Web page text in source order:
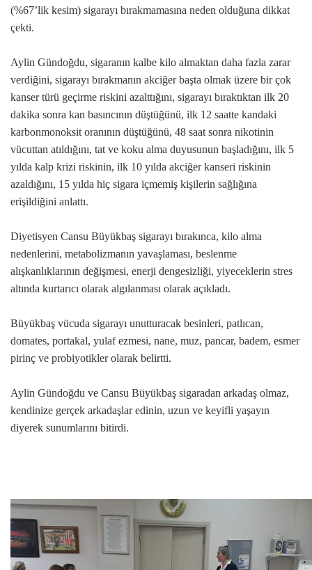
(%67’lik kesim) sigarayı bırakmamasına neden olduğuna dikkat
çekti.
Aylin Gündoğdu, sigaranın kalbe kilo almaktan daha fazla zarar
verdiğini, sigarayı bırakmanın akciğer başta olmak üzere bir çok
kanser türü geçirme riskini azalttığını, sigarayı bıraktıktan ilk 20
dakika sonra kan basıncının düştüğünü, ilk 12 saatte kandaki
karbonmonoksit oranının düştüğünü, 48 saat sonra nikotinin
vücuttan atıldığını, tat ve koku alma duyusunun başladığını, ilk 5
yılda kalp krizi riskinin, ilk 10 yılda akciğer kanseri riskinin
azaldığını, 15 yılda hiç sigara içmemiş kişilerin sağlığına
erişildiğini anlattı.
Diyetisyen Cansu Büyükbaş sigarayı bırakınca, kilo alma
nedenlerini, metabolizmanın yavaşlaması, beslenme
alışkanlıklarının değişmesi, enerji dengesizliği, yiyeceklerin stres
altında kurtarıcı olarak algılanması olarak açıkladı.
Büyükbaş vücuda sigarayı unutturacak besinleri, patlıcan,
domates, portakal, yulaf ezmesi, nane, muz, pancar, badem, esmer
pirinç ve probiyotikler olarak belirtti.
Aylin Gündoğdu ve Cansu Büyükbaş sigaradan arkadaş olmaz,
kendinize gerçek arkadaşlar edinin, uzun ve keyifli yaşayın
diyerek sunumlarını bitirdi.